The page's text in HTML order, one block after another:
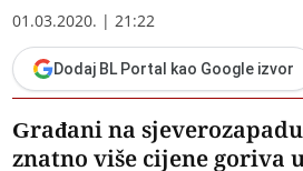
01.03.2020. | 21:22
Dodaj BL Portal kao Google izvor
Građani na
znatno više cijene goriva